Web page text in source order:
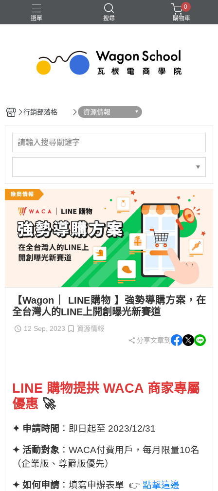
選單 搜尋
Google 我的商家 廣告
0
購物車
行銷部落格 資源情報
【Wagon｜ LINE購物 】強勢導購方案，在
全台灣人的LINE上開創曝光新賽道
12 Sep, 2023
資源情報
分享文章到
LINE 購物提拱 WACA 商家專屬
優惠 🚀
✦ 申請時間 ：即日起至 2023/12/31
✦ 活動對象 ：WACA付費用戶，每月限量10名
（企業版、尊爵版優先）
✦ 如何申請 ：填寫申辦表單 👉 點擊這邊